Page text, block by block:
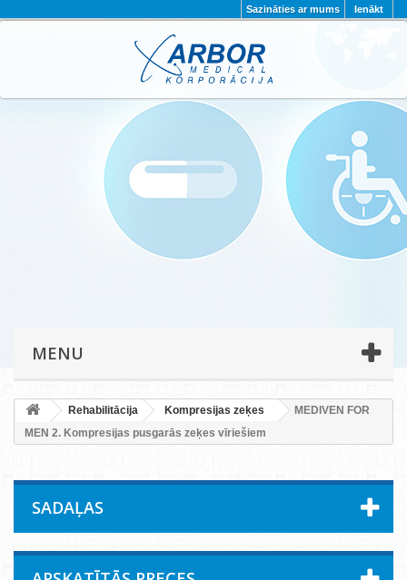
Ienākt
Sazināties ar mums
PAR MUMS PROJEKTI
KONTAKTI
PRIVĀTUMA POLITIKA
MENU
Rehabilitācija Kompresijas zeķes
MEDIVEN FOR
MEN 2. Kompresijas pusgarās zeķes vīriešiem
SADAĻAS